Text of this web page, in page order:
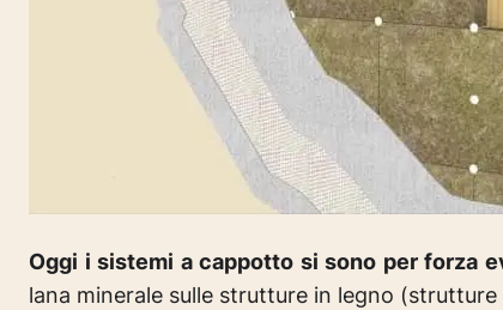
Oggi i sistemi a cappotto si sono per forza
lana minerale sulle strutture in legno